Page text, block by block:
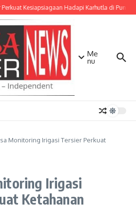
Kesiapsiagaan Hadapi Karhutla di Puncak
Me
nu
Monitoring Irigasi Tersier Perkuat
Irigasi
Ketahanan